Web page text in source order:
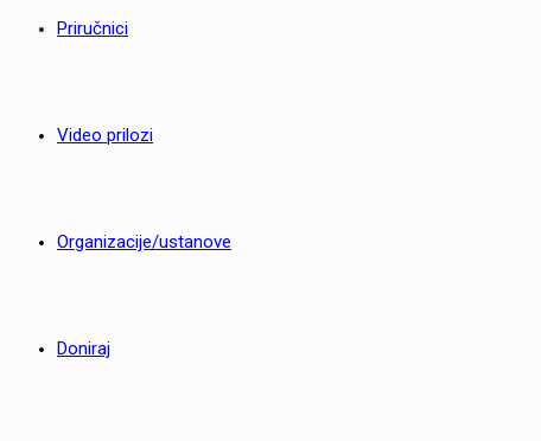
Priručnici
Video prilozi
Organizacije/ustanove
Doniraj